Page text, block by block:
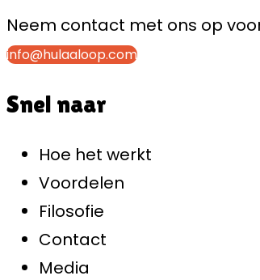
Neem contact met ons op
info@hulaaloop.com
Snel naar
Hoe het werkt
Voordelen
Filosofie
Contact
Media